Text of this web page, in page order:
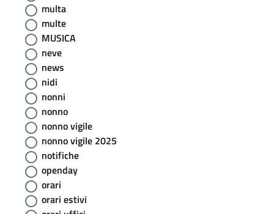
multa
multe
MUSICA
neve
news
nidi
nonni
nonno
nonno vigile
nonno vigile 2025
notifiche
openday
orari
orari estivi